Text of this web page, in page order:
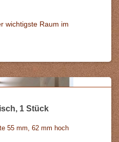
wichtigste Raum im
1 Stück
55 mm, 62 mm hoch